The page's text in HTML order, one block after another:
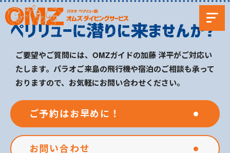
ご要望やご質問には、OMZガイドの加藤 洋平がご対応い
たします。パラオご来島の飛行機や宿泊のご相談も承って
おりますので、お気軽にお問い合わせください。
ご予約はお早めに！
お問い合わせ